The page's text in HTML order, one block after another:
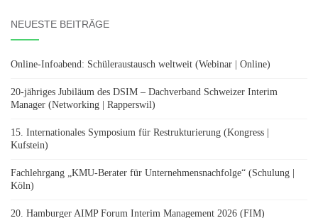
NEUESTE BEITRÄGE
Online-Infoabend: Schüleraustausch weltweit (Webinar | Online)
20-jähriges Jubiläum des DSIM – Dachverband Schweizer Interim
Manager (Networking | Rapperswil)
15. Internationales Symposium für Restrukturierung (Kongress |
Kufstein)
Fachlehrgang „KMU-Berater für Unternehmensnachfolge“ (Schulung |
Köln)
20. Hamburger AIMP Forum Interim Management 2026 (FIM)